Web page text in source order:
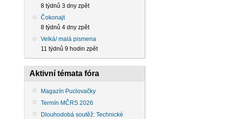
8 týdnů 3 dny zpět
Čokonajt
8 týdnů 4 dny zpět
Velká/ malá pismena
11 týdnů 9 hodin zpět
Aktivní témata fóra
Magazín Puclovačky
Termín MČRS 2026
Dlouhodobá soutěž: Technické